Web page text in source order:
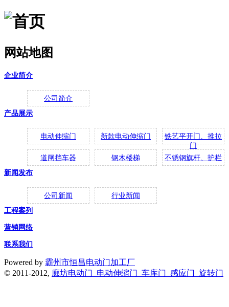
网站地图
企业简介
公司简介
产品展示
电动伸缩门 新款电动伸缩门
铁艺平开门、推拉
门
道闸挡车器
钢木楼梯
不锈钢旗杆、护栏
新闻发布
公司新闻
行业新闻
工程案列
营销网络
联系我们
Powered by 霸州市恒昌电动门加工厂
© 2011-2012, 廊坊电动门_电动伸缩门_车库门_感应门_旋转门